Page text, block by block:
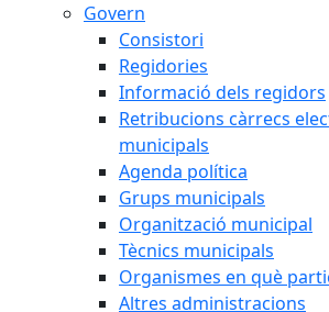
Govern
Consistori
Regidories
Informació dels regidors
Retribucions càrrecs
municipals
Agenda política
Grups municipals
Organització municipal
Tècnics municipals
Organismes en què
Altres administracions